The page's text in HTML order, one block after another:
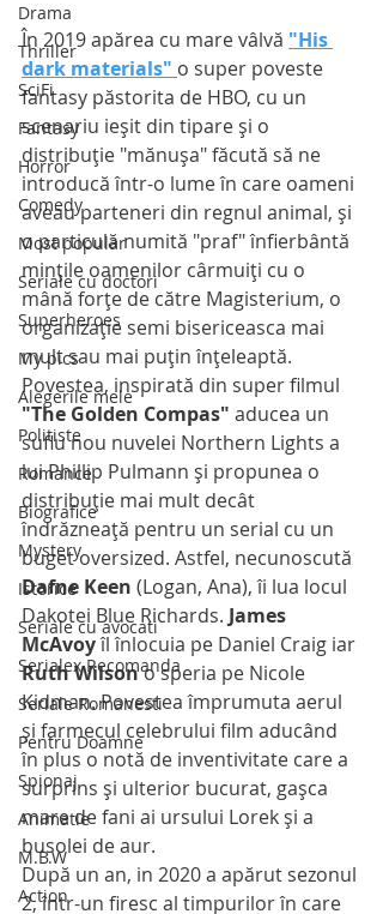
Drama
Thriller
SciFi
Fantasy
Horror
Comedy
Most popular
Seriale cu doctori
Superheroes
My pics
Alegerile mele
Politiste
Romance
Biografice
Mystery
Istorice
Seriale cu avocati
Serialex Recomanda
Seriale Romanesti
Pentru Doamne
Spionaj
Animatie
M.B.W
Action
În 2019 apărea cu mare vâlvă "His
dark materials" o super poveste
fantasy păstorita de HBO, cu un
scenariu ieşit din tipare şi o
distribuţie "mănuşa" făcută să ne
introducă într-o lume în care oameni
aveau parteneri din regnul animal, şi
o particulă numită "praf" înfierbântă
minţile oamenilor cârmuiţi cu o
mână forţe de către Magisterium, o
organizaţie semi bisericeasca mai
mult sau mai puţin înţeleaptă.
Povestea, inspirată din super filmul
"The Golden Compas" aducea un
suflu nou nuvelei Northern Lights a
lui Phillip Pulmann şi propunea o
distribuţie mai mult decât
îndrăzneaţă pentru un serial cu un
buget oversized. Astfel, necunoscută
Dafne Keen (Logan, Ana), îi lua locul
Dakotei Blue Richards. James
McAvoy îl înlocuia pe Daniel Craig iar
Ruth Wilson o speria pe Nicole
Kidman. Povestea împrumuta aerul
şi farmecul celebrului film aducând
în plus o notă de inventivitate care a
surprins şi ulterior bucurat, gaşca
mare de fani ai ursului Lorek şi a
busolei de aur.
După un an, in 2020 a apărut sezonul
2, într-un firesc al timpurilor în care